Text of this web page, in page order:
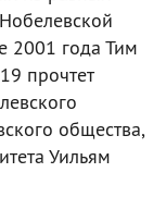
2001 года Тим
прочтет
общества,
Уильям